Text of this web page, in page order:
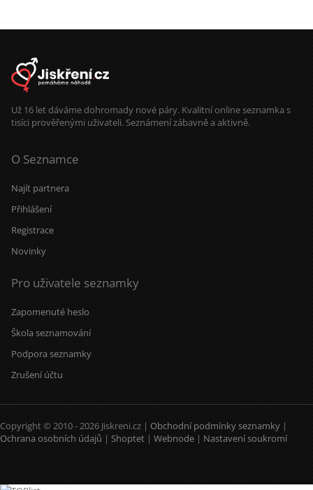
Už 16 let dáváme dohromady nové páry. Kvalitní online seznamka s
tisíci prověřenými uživateli. Seznámení zábavně a aktivně.
O Seznamce
Najít partnera
Přihlášení
Registrace
Novinky
Pro uživatele seznamky
Zapomenuté heslo
Škola seznamování
Podpora seznamky
Zrušení účtu
Copyright © 2010 - 2026 Jiskreni.cz | Obchodní podmínky seznamky |
Ochrana osobních údajů | Shoptet | Webnode | Nastavení soukromí